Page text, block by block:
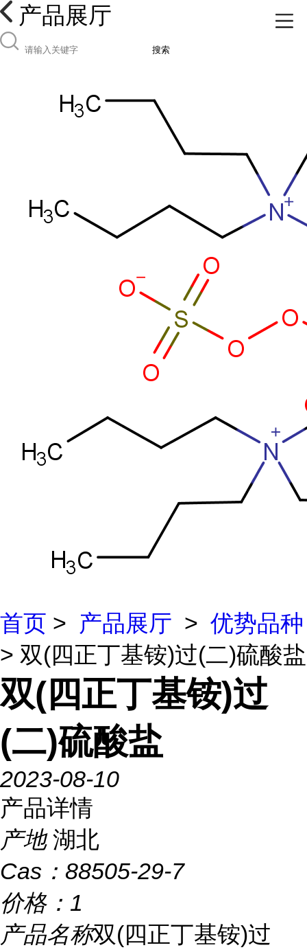
产品展厅
搜索
首页 > 产品展厅 > 优势品种
> 双(四正丁基铵)过(二)硫酸盐
双(四正丁基铵)过
(二)硫酸盐
2023-08-10
产品详情
产地 湖北
Cas： 88505-29-7
价格： 1
产品名称双(四正丁基铵)过